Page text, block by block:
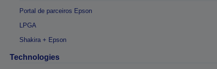
Portal de parceiros Epson
LPGA
Shakira + Epson
Technologies